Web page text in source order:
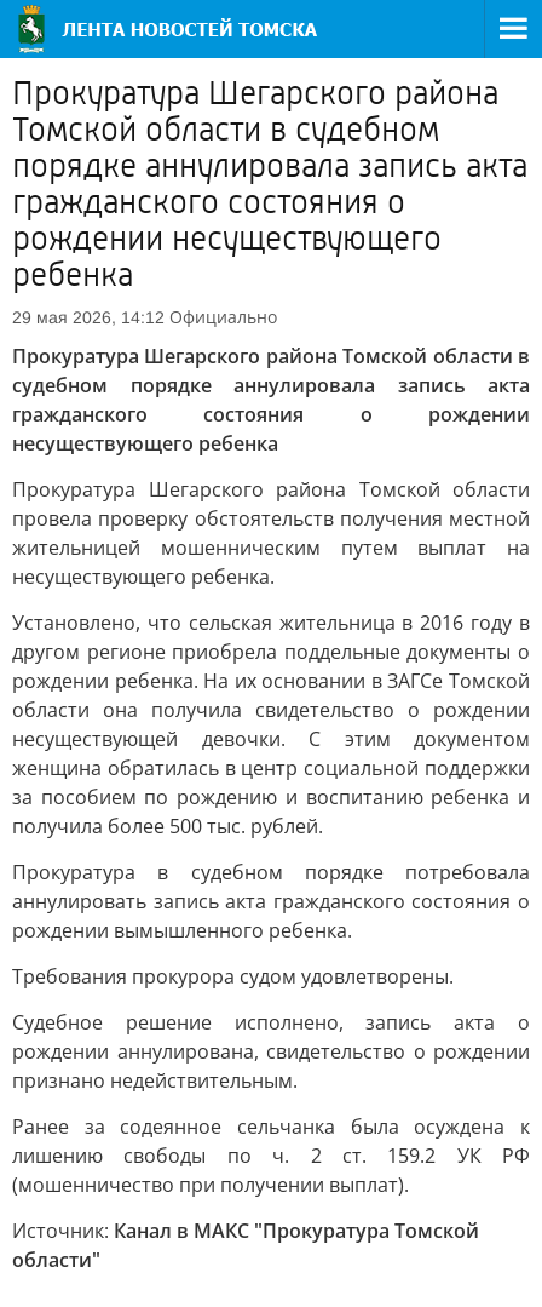
Прокуратура Шегарского района
Томской области в судебном
порядке аннулировала запись акта
гражданского состояния о
рождении несуществующего
ребенка
29 мая 2026, 14:12 Официально
Прокуратура Шегарского района Томской области в
судебном порядке аннулировала запись акта
гражданского состояния о рождении
несуществующего ребенка
Прокуратура Шегарского района Томской области
провела проверку обстоятельств получения местной
жительницей мошенническим путем выплат на
несуществующего ребенка.
Установлено, что сельская жительница в 2016 году в
другом регионе приобрела поддельные документы о
рождении ребенка. На их основании в ЗАГСе Томской
области она получила свидетельство о рождении
несуществующей девочки. С этим документом
женщина обратилась в центр социальной поддержки
за пособием по рождению и воспитанию ребенка и
получила более 500 тыс. рублей.
Прокуратура в судебном порядке потребовала
аннулировать запись акта гражданского состояния о
рождении вымышленного ребенка.
Требования прокурора судом удовлетворены.
Судебное решение исполнено, запись акта о
рождении аннулирована, свидетельство о рождении
признано недействительным.
Ранее за содеянное сельчанка была осуждена к
лишению свободы по ч. 2 ст. 159.2 УК РФ
(мошенничество при получении выплат).
Источник: Канал в МАКС "Прокуратура Томской
области"